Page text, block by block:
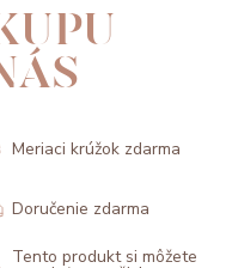
Meriaci krúžok zdarma
Doručenie zdarma
Tento produkt si môžete